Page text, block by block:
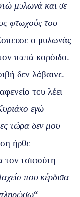
μυλωνά και σε
φτωχούς του
ο μυλωνάς
παπά κορόιδο.
δεν λάβαινε.
του λέει
εγώ
τώρα δεν μου
ήρθε
τον τσιφούτη
που κέρδισα
πληρώσω“.